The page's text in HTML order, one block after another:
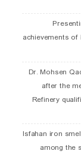
achievements of
Dr. Mohsen
after the
Refinery
Isfahan iron
among the